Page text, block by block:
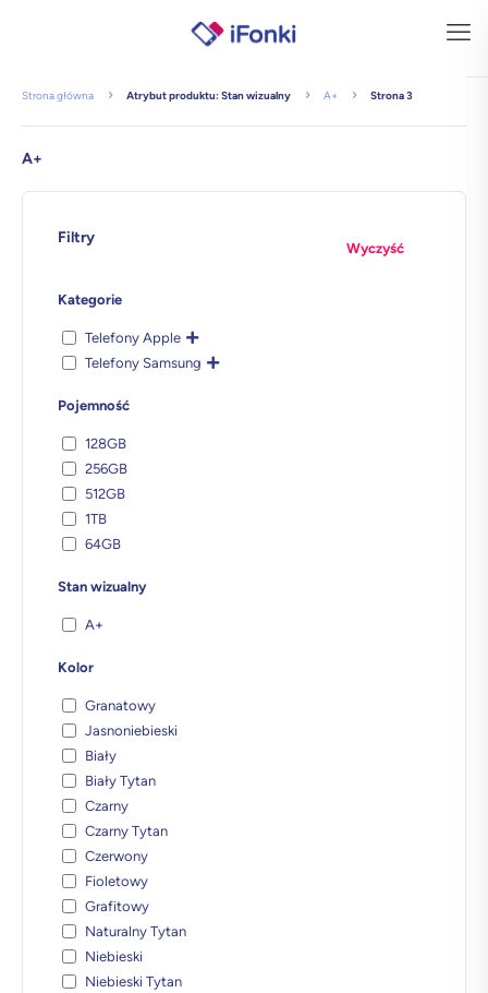
Strona główna Atrybut produktu: Stan wizualny A+ Strona 3
A+
Filtry
Wyczyść
Kategorie
Telefony Apple
Telefony Samsung
Pojemność
128GB
256GB
512GB
1TB
64GB
Stan wizualny
A+
Kolor
Granatowy
Jasnoniebieski
Biały
Biały Tytan
Czarny
Czarny Tytan
Czerwony
Fioletowy
Grafitowy
Naturalny Tytan
Niebieski
Niebieski Tytan